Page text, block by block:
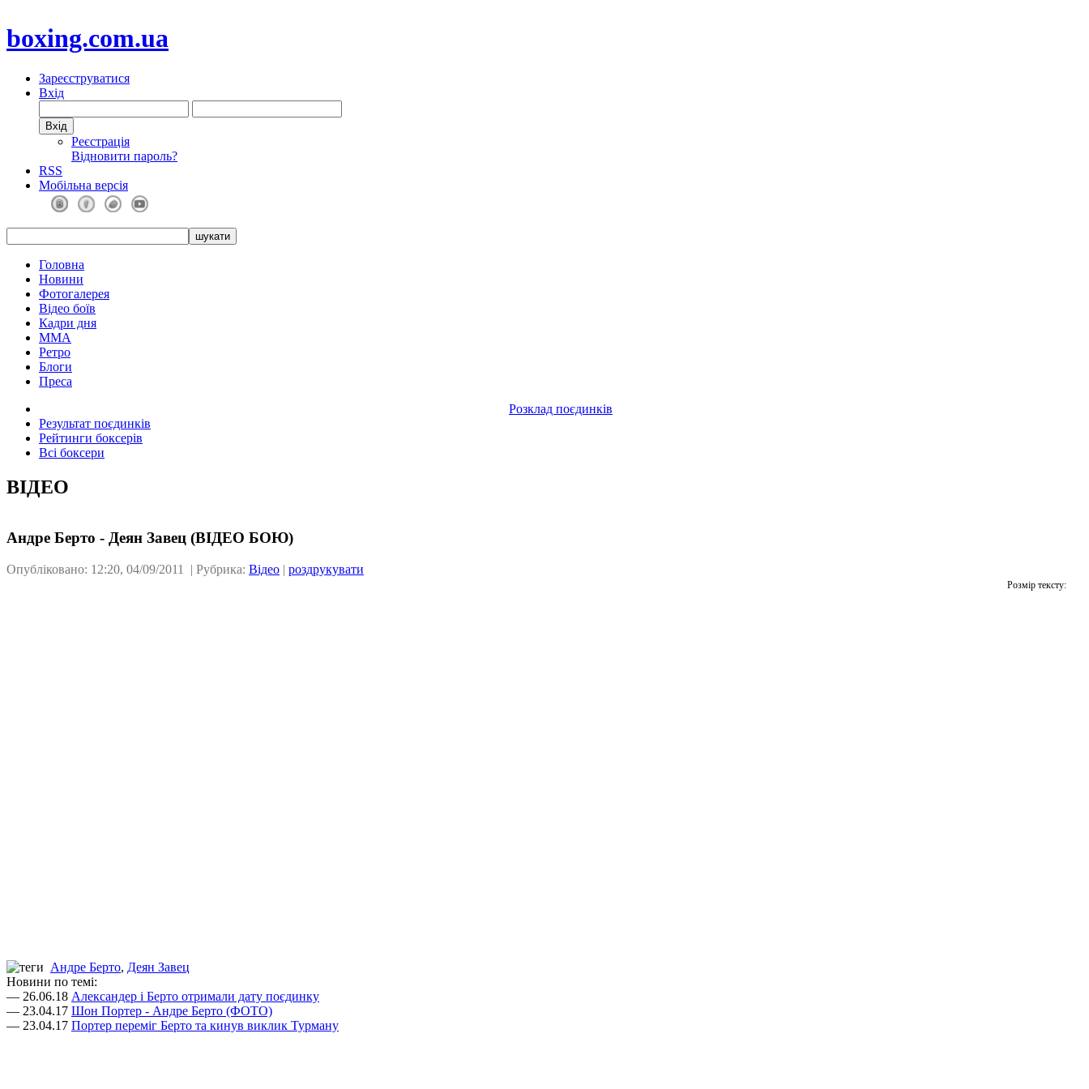
boxing.com.ua
Зареєструватися
Вхід
Реєстрація
Відновити пароль?
RSS
Мобільна версія
Головна
Новини
Фотогалерея
Відео боїв
Кадри дня
ММА
Ретро
Блоги
Преса
Розклад поєдинків
Результат поєдинків
Рейтинги боксерів
Всі боксери
ВІДЕО
Андре Берто - Деян Завец (ВІДЕО БОЮ)
Опубліковано: 12:20, 04/09/2011 | Рубрика: Відео | роздрукувати
Розмір тексту:
Андре Берто, Деян Завец
Новини по темі:
— 26.06.18 Александер і Берто отримали дату поєдинку
— 23.04.17 Шон Портер - Андре Берто (ФОТО)
— 23.04.17 Портер переміг Берто та кинув виклик Турману